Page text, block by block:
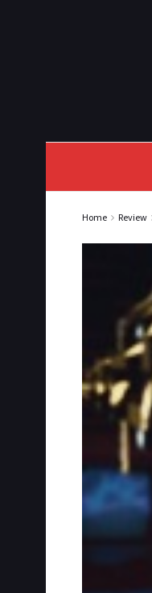
Home Review